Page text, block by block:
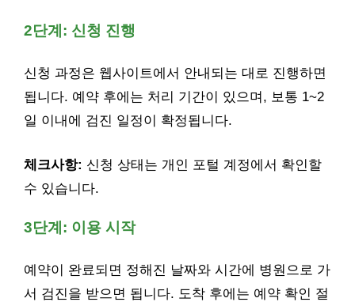
2단계: 신청 진행
신청 과정은 웹사이트에서 안내되는 대로 진행하면
됩니다. 예약 후에는 처리 기간이 있으며, 보통 1~2
일 이내에 검진 일정이 확정됩니다.
체크사항: 신청 상태는 개인 포털 계정에서 확인할
수 있습니다.
3단계: 이용 시작
예약이 완료되면 정해진 날짜와 시간에 병원으로 가
서 검진을 받으면 됩니다. 도착 후에는 예약 확인 절